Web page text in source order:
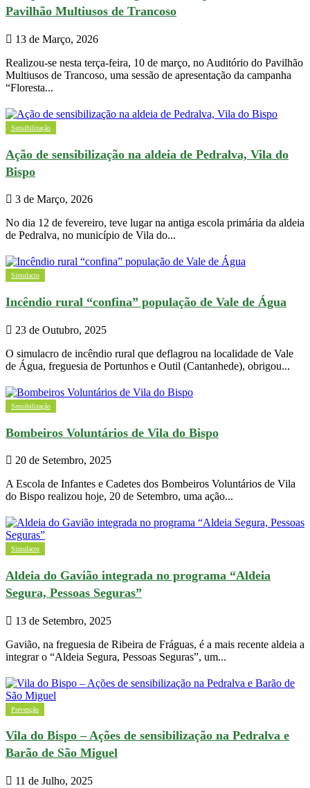
Pavilhão Multiusos de Trancoso
13 de Março, 2026
Realizou-se nesta terça-feira, 10 de março, no Auditório do Pavilhão
Multiusos de Trancoso, uma sessão de apresentação da campanha
“Floresta...
Sensibilização
Ação de sensibilização na aldeia de Pedralva, Vila do
Bispo
3 de Março, 2026
No dia 12 de fevereiro, teve lugar na antiga escola primária da aldeia
de Pedralva, no município de Vila do...
Simulacro
Incêndio rural “confina” população de Vale de Água
23 de Outubro, 2025
O simulacro de incêndio rural que deflagrou na localidade de Vale
de Água, freguesia de Portunhos e Outil (Cantanhede), obrigou...
Sensibilização
Bombeiros Voluntários de Vila do Bispo
20 de Setembro, 2025
A Escola de Infantes e Cadetes dos Bombeiros Voluntários de Vila
do Bispo realizou hoje, 20 de Setembro, uma ação...
Simulacro
Aldeia do Gavião integrada no programa “Aldeia
Segura, Pessoas Seguras”
13 de Setembro, 2025
Gavião, na freguesia de Ribeira de Fráguas, é a mais recente aldeia a
integrar o “Aldeia Segura, Pessoas Seguras”, um...
Prevenção
Vila do Bispo – Ações de sensibilização na Pedralva e
Barão de São Miguel
11 de Julho, 2025